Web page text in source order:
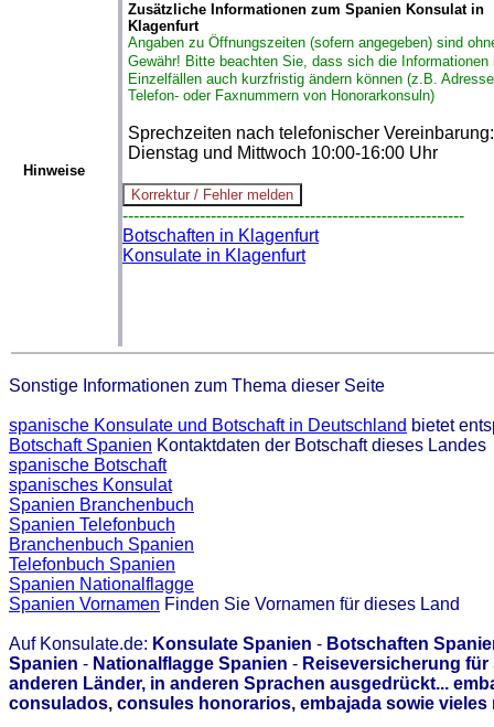
Hinweise
Zusätzliche Informationen zum Spanien Konsulat in
Klagenfurt
Angaben zu Öffnungszeiten (sofern angegeben) sind
Gewähr! Bitte beachten Sie, dass sich die Informationen
Einzelfällen auch kurzfristig ändern können (z.B.
Telefon- oder Faxnummern von Honorarkonsuln)
Sprechzeiten nach telefonischer Vereinbarung:
Dienstag und Mittwoch 10:00-16:00 Uhr
--------------------------------------------------------------
Botschaften in Klagenfurt
Konsulate in Klagenfurt
Sonstige Informationen zum Thema dieser Seite
spanische Konsulate und Botschaft in Deutschland bietet
Botschaft Spanien Kontaktdaten der Botschaft dieses Landes
spanische Botschaft
spanisches Konsulat
Spanien Branchenbuch
Spanien Telefonbuch
Branchenbuch Spanien
Telefonbuch Spanien
Spanien Nationalflagge
Spanien Vornamen Finden Sie Vornamen für dieses Land
Auf Konsulate.de: Konsulate Spanien - Botschaften
Spanien - Nationalflagge Spanien - Reiseversicherung für
anderen Länder, in anderen Sprachen ausgedrückt...
consulados, consules honorarios, embajada sowie vieles